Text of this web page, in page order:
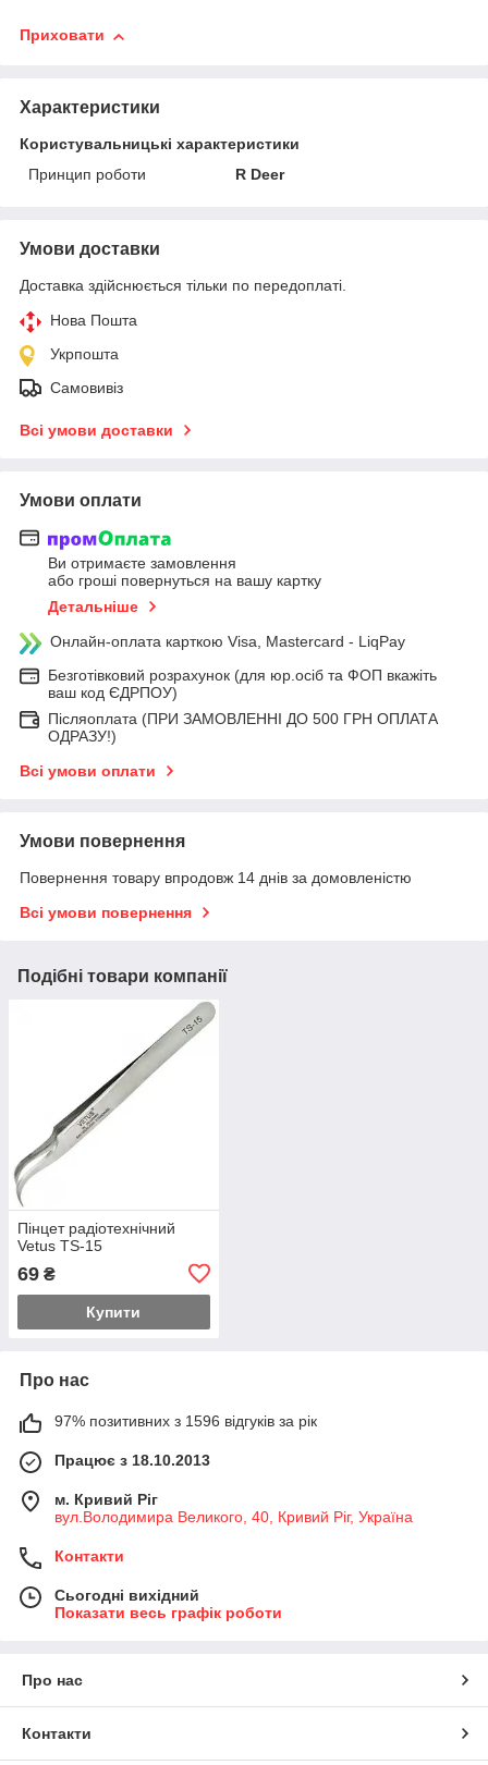
Приховати
Характеристики
Користувальницькі характеристики
Принцип роботи
R Deer
Умови доставки
Доставка здійснюється тільки по передоплаті.
Нова Пошта
Укрпошта
Самовивіз
Всі умови доставки
Умови оплати
Ви отримаєте замовлення
або гроші повернуться на вашу картку
Детальніше
Онлайн-оплата карткою Visa, Mastercard - LiqPay
Безготівковий розрахунок (для юр.осіб та ФОП вкажіть
ваш код ЄДРПОУ)
Післяоплата (ПРИ ЗАМОВЛЕННІ ДО 500 ГРН ОПЛАТА
ОДРАЗУ!)
Всі умови оплати
Умови повернення
Повернення товару впродовж 14 днів за домовленістю
Всі умови повернення
Подібні товари компанії
Пінцет радіотехнічний
Vetus TS-15
69 ₴
Купити
Про нас
97% позитивних з 1596 відгуків за рік
Працює з 18.10.2013
м. Кривий Ріг
вул.Володимира Великого, 40, Кривий Ріг, Україна
Контакти
Сьогодні вихідний
Показати весь графік роботи
Про нас
Контакти